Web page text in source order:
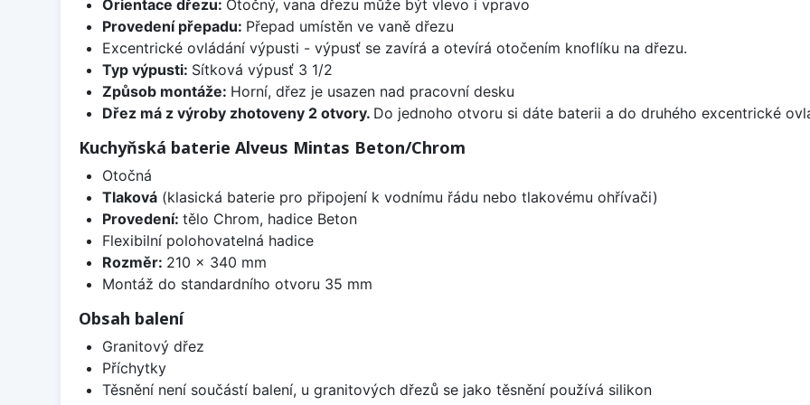
Orientace dřezu: Otočný, vana dřezu může být vlevo i vpravo
Provedení přepadu: Přepad umístěn ve vaně dřezu
Excentrické ovládání výpusti - výpusť se zavírá a otevírá otočením knoflíku na dřezu.
Typ výpusti: Sítková výpusť 3 1/2
Způsob montáže: Horní, dřez je usazen nad pracovní desku
Dřez má z výroby zhotoveny 2 otvory. Do jednoho otvoru si dáte baterii a do druhého excentrické
Kuchyňská baterie Alveus Mintas Beton/Chrom
Otočná
Tlaková(klasická baterie pro připojení k vodnímu řádu nebo tlakovému ohřívači)
Provedení: tělo Chrom, hadice Beton
Flexibilní polohovatelná hadice
Rozměr: 210 x 340 mm
Montáž do standardního otvoru 35 mm
Obsah balení
Granitový dřez
Příchytky
Těsnění není součástí balení, u granitových dřezů se jako těsnění používá silikon